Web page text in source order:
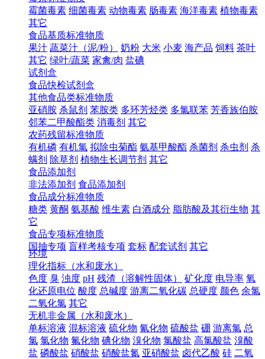
霉菌毒素 细菌毒素 动物毒素 肠毒素 海洋毒素 植物毒素
其它
食品基质标准物质
果汁 蔬菜汁（泥/粉） 奶粉 大米 小麦 海产品 饲料 茶叶
其它 绿叶/蔬菜 家禽/肉 盐碘
试剂盒
食品快检试剂盒
其他食品类标准物质
亚硝胺 杀鼠剂 苯胺类 多环芳烃类 多氯联苯 芳香族伯胺
邻苯二甲酸酯类 消毒剂 其它
农药残留标准物质
有机磷 有机氯 拟除虫菊酯 氨基甲酸酯 杀菌剂 杀虫剂 杀
螨剂 除草剂 植物生长调节剂 其它
食品添加剂
非法添加剂 食品添加剂
食品成分标准物质
糖类 黄酮 氨基酸 维生素 白酒成分 脂肪酸及其衍生物 其
它
食品专项标准物质
国抽专项 盲样考核专项 套标 配套试剂 其它
环境
理化指标（水和废水）
色度 臭 浊度 pH 残渣（溶解性固体） 矿化度 电导率 氧
化还原电位 酸度 总碱度 游离二氧化碳 总硬度 颜色 余氯
二氧化氯 其它
无机非金属（水和废水）
单标溶液 混标溶液 硫化物 氰化物 硫酸盐 硼 游离氯 总
氯 氯化物 氟化物 碘化物 溴化物 氯酸盐 高氯酸盐 溴酸
盐 磷酸盐 硝酸盐 硝酸盐氮 亚硝酸盐 卤代乙酸 硅 二氧